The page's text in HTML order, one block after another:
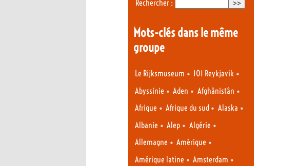
Rechercher :
Mots-clés dans le même
groupe
Le Rijksmuseum • 101 Reykjavik •
Abyssinie • Aden • Afghânistân •
Afrique • Afrique du sud • Alaska •
Albanie • Alep • Algérie •
Allemagne • Amérique •
Amérique latine • Amsterdam •